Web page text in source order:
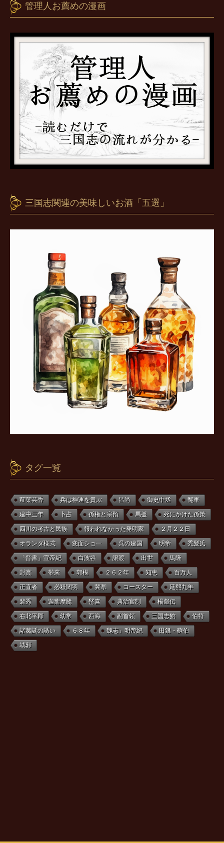
管理人お薦めの漫画
三国志関連の美味しいお酒「五選」
タグ一覧
薤葉芸香 兵は神速を貴ぶ 呂尚 御史中丞 翻車
建中三年 卜占 孫権と宗預 馬援 死にかけた孫策
四川の考古と民族 報われなかった発明家 ２月２２日
オランダ様式 変面ショー 呉の建国 明帝 禿髪氏
「晋書」宣帝紀 白波谷 譲渡 出世 馬隆
封賞 帯来 郭模 ２６２年 知恵 百万人
正直者 必殺関羽 冀県 コースター 延熙九年
裴秀 迦葉摩騰 嵆喜 典治官制 楊彪伝
右北平郡 幼常 西海 副首領 三国志館 伯符
諸葛誕の誘い ６８年 魏志」明帝紀 田銀・蘇伯
城郭